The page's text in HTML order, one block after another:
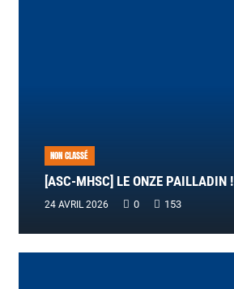
NON CLASSÉ
[ASC-MHSC] LE ONZE PAILLADIN !
24 AVRIL 2026 0 153